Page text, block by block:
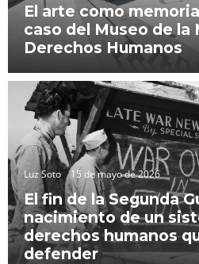
El arte como
caso del Museo de la
Derechos Humanos
Luz Soto 15 de mayo de 2026
El fin de la Segunda
nacimiento de un
derechos humanos
defender